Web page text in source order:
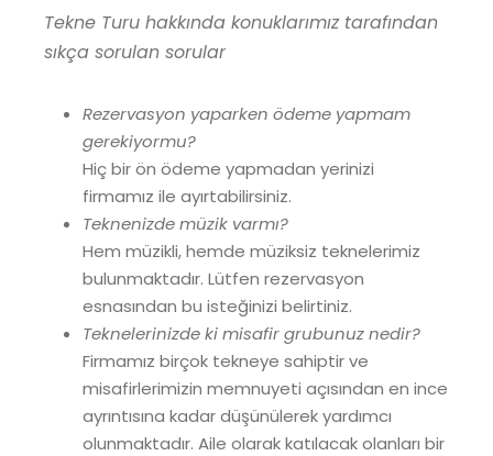
Tekne Turu hakkında konuklarımız tarafından
sıkça sorulan sorular
Rezervasyon yaparken ödeme yapmam
gerekiyormu?
Hiç bir ön ödeme yapmadan yerinizi
firmamız ile ayırtabilirsiniz.
Teknenizde müzik varmı?
Hem müzikli, hemde müziksiz teknelerimiz
bulunmaktadır. Lütfen rezervasyon
esnasından bu isteğinizi belirtiniz.
Teknelerinizde ki misafir grubunuz nedir?
Firmamız birçok tekneye sahiptir ve
misafirlerimizin memnuyeti açısından en ince
ayrıntısına kadar düşünülerek yardımcı
olunmaktadır. Aile olarak katılacak olanları bir